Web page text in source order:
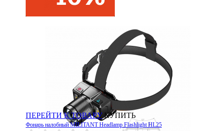
ПЕРЕЙТИ К ТОВАРУ КУПИТЬ
Фонарь налобный MILITANT Headlamp Flashlight HL25